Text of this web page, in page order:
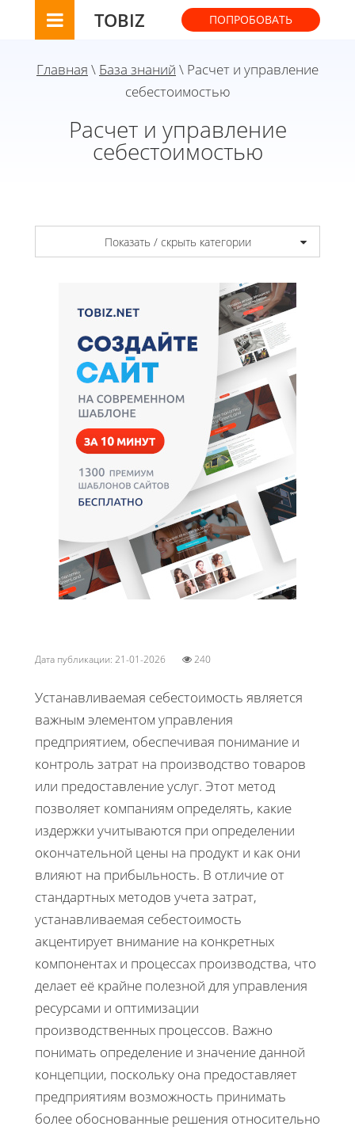
TOBIZ ПОПРОБОВАТЬ
Главная \ База знаний \ Расчет и управление
себестоимостью
Расчет и управление
себестоимостью
Показать / скрыть категории
Дата публикации: 21-01-2026 240
Устанавливаемая себестоимость является
важным элементом управления
предприятием, обеспечивая понимание и
контроль затрат на производство товаров
или предоставление услуг. Этот метод
позволяет компаниям определять, какие
издержки учитываются при определении
окончательной цены на продукт и как они
влияют на прибыльность. В отличие от
стандартных методов учета затрат,
устанавливаемая себестоимость
акцентирует внимание на конкретных
компонентах и процессах производства, что
делает её крайне полезной для управления
ресурсами и оптимизации
производственных процессов. Важно
понимать определение и значение данной
концепции, поскольку она предоставляет
предприятиям возможность принимать
более обоснованные решения относительно